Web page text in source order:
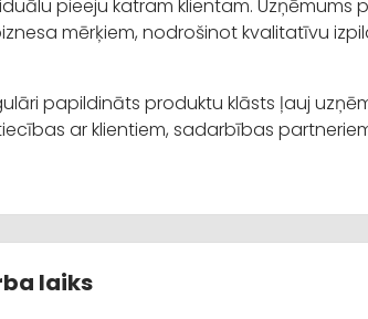
pieeju katram klientam. Uzņēmums
mērķiem, nodrošinot kvalitatīvu
papildināts produktu klāsts ļauj
ar klientiem, sadarbības
laiks